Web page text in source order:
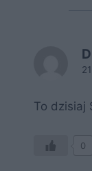
To dzisiaj
0